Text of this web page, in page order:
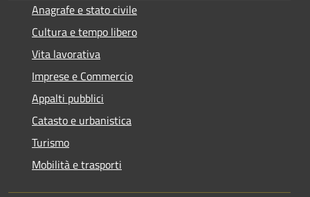
Anagrafe e stato civile
Cultura e tempo libero
Vita lavorativa
Imprese e Commercio
Appalti pubblici
Catasto e urbanistica
Turismo
Mobilità e trasporti